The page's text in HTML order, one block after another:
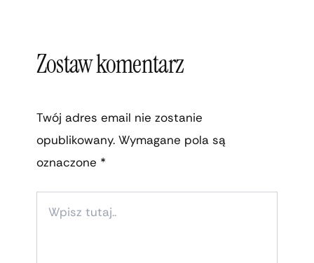
Zostaw komentarz
Twój adres email nie zostanie
opublikowany. Wymagane pola są
oznaczone *
TUTAJ..